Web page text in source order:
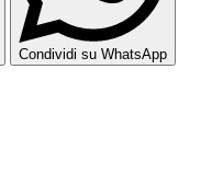
Condividi su WhatsApp